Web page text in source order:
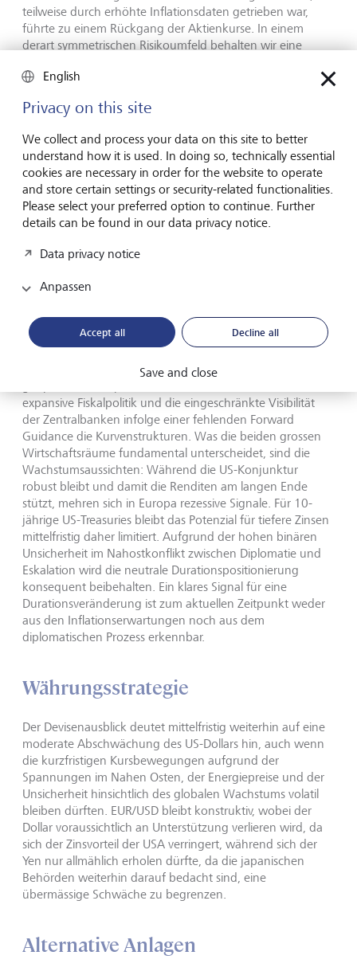
teilweise durch erhöhte Inflationsdaten getrieben war,
führte zu einem Rückgang der Aktienkurse. In einem
derart symmetrischen Risikoumfeld behalten wir eine
uns auf defensivere, weniger zyklische Regionen und
gestützt durch ein starkes Gewinnwachstum, das von der
durch eine geringere Energieabhängigkeit vom Nahen
Osten getrieben wird. Der Euroraum hingegen bleibt
aufgrund seines höheren Engagements in zyklischen
Sektoren und höherer Energiekosten unsere am
wenigsten bevorzugte Region.
Anleihenstrategie
synchronisierten Renditeanstieg, der die Zinsen am
ultralangen Ende der Kurve im Zuge einer weltweiten
Neubewertung von Laufzeitrisiken auf
Mehrjahreshöchststände getrieben hat. Neben dem
expansive Fiskalpolitik und die eingeschränkte Visibilität
der Zentralbanken infolge einer fehlenden Forward
Guidance die Kurvenstrukturen. Was die beiden grossen
Wirtschaftsräume fundamental unterscheidet, sind die
Wachstumsaussichten: Während die US-Konjunktur
robust bleibt und damit die Renditen am langen Ende
stützt, mehren sich in Europa rezessive Signale. Für 10-
jährige US-Treasuries bleibt das Potenzial für tiefere Zinsen
mittelfristig daher limitiert. Aufgrund der hohen binären
Unsicherheit im Nahostkonflikt zwischen Diplomatie und
Eskalation wird die neutrale Durationspositionierung
konsequent beibehalten. Ein klares Signal für eine
Durationsveränderung ist zum aktuellen Zeitpunkt weder
aus den Inflationserwartungen noch aus dem
diplomatischen Prozess erkennbar.
Währungsstrategie
Der Devisenausblick deutet mittelfristig weiterhin auf eine
moderate Abschwächung des US-Dollars hin, auch wenn
die kurzfristigen Kursbewegungen aufgrund der
Spannungen im Nahen Osten, der Energiepreise und der
Unsicherheit hinsichtlich des globalen Wachstums volatil
bleiben dürften. EUR/USD bleibt konstruktiv, wobei der
Dollar voraussichtlich an Unterstützung verlieren wird, da
sich der Zinsvorteil der USA verringert, während sich der
Yen nur allmählich erholen dürfte, da die japanischen
Behörden weiterhin darauf bedacht sind, eine
übermässige Schwäche zu begrenzen.
Alternative Anlagen
English
Privacy on this site
We collect and process your data on this site to better
understand how it is used. In doing so, technically essential
cookies are necessary in order for the website to operate
and store certain settings or security-related functionalities.
Please select your preferred option to continue. Further
details can be found in our data privacy notice.
Data privacy notice
Anpassen
Accept all Decline all
Save and close